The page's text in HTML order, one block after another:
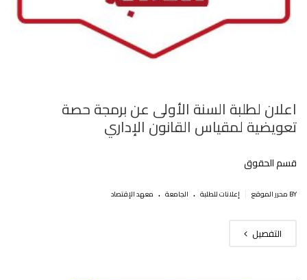
اعلان لطلبة السنة الأولى عن برمجة حصة
تعويضية لمقياس القانون الإداري
قسم الحقوق
BY محرر الموقع إعلانات للطلبة . الجامعة . معهد الإقتصاد
التفصيل